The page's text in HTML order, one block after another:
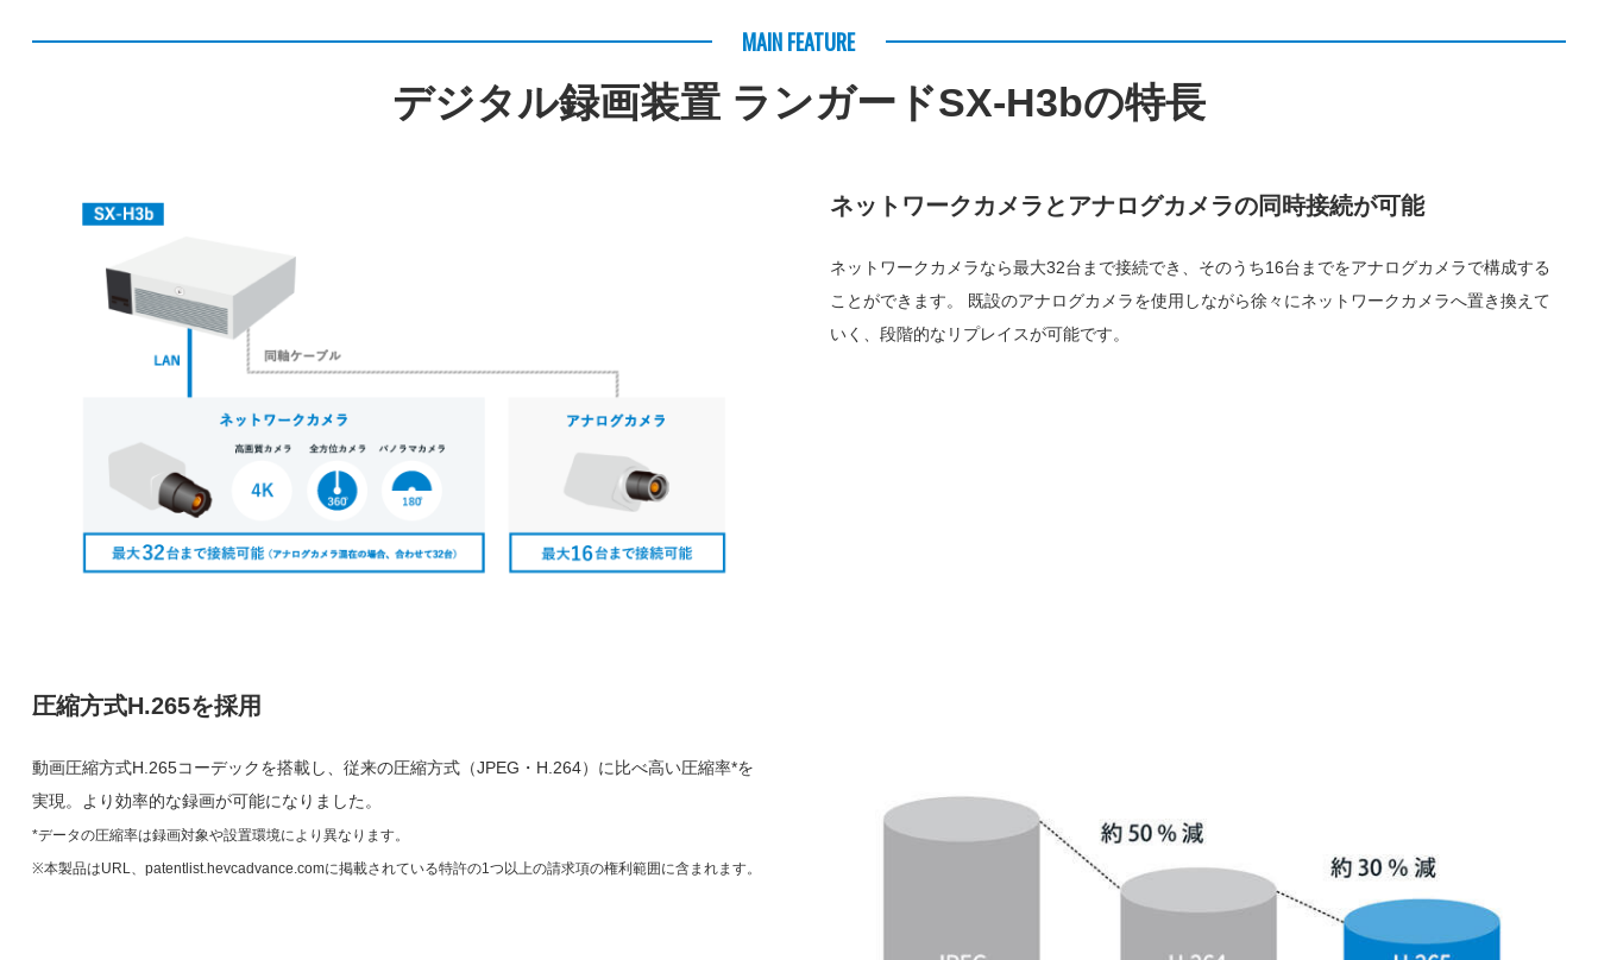
MAIN FEATURE
デジタル録画装置 ランガードSX-H3bの特長
ネットワークカメラとアナログカメラの同時接続が可能
ネットワークカメラなら最大32台まで接続でき、そのうち16台までをアナログカメラで構成する
ことができます。 既設のアナログカメラを使用しながら徐々にネットワークカメラへ置き換えて
いく、段階的なリプレイスが可能です。
圧縮方式H.265を採用
動画圧縮方式H.265コーデックを搭載し、従来の圧縮方式（JPEG・H.264）に比べ高い圧縮率*を
実現。より効率的な録画が可能になりました。
*データの圧縮率は録画対象や設置環境により異なります。
※本製品はURL、patentlist.hevcadvance.comに掲載されている特許の1つ以上の請求項の権利範囲に含まれます。